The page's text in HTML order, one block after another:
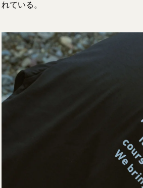
れている。